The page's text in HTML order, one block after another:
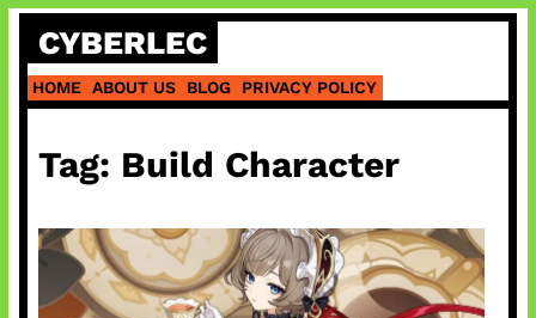
Skip
content
CYBERLEC
HOME ABOUT US BLOG PRIVACY POLICY
Tag: Build Character